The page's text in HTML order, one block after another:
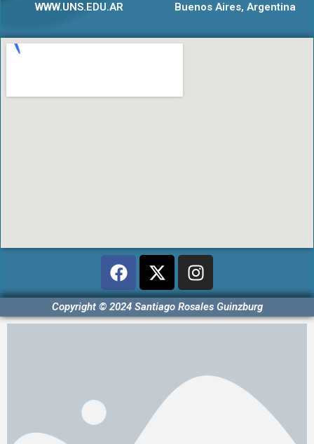
WWW.UNS.EDU.AR Buenos Aires, Argentina
Copyright © 2024 Santiago Rosales Guinzburg